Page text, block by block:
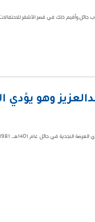
ذلك في قصر الأشقر
وهو يؤدي